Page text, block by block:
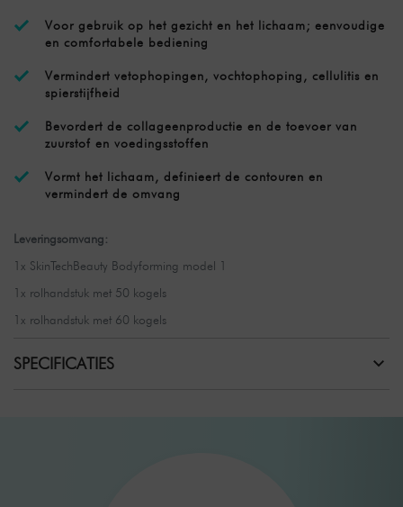
Voor gebruik op het gezicht en het lichaam; eenvoudige
en comfortabele bediening
Vermindert vetophopingen, vochtophoping, cellulitis en
spierstijfheid
Bevordert de collageenproductie en de toevoer van
zuurstof en voedingsstoffen
Vormt het lichaam, definieert de contouren en
vermindert de omvang
Leveringsomvang:
1x SkinTechBeauty Bodyforming model 1
1x rolhandstuk met 50 kogels
1x rolhandstuk met 60 kogels
SPECIFICATIES